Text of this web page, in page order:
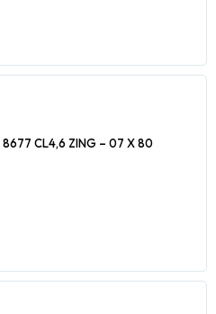
8677 CL4,6 ZING – 07 X 80